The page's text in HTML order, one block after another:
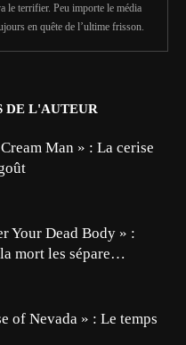
le terrifier. Peu importe le média
en quête de l’ultime frisson.
DE L'AUTEUR
Man » : La cerise
Your Dead Body » :
la mort les sépare…
of Nevada » : Le temps